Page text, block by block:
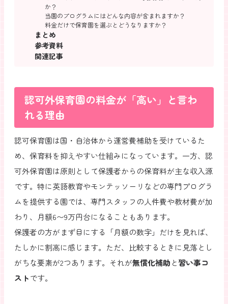
か？
当園のプログラムにはどんな内容が含まれますか？
料金だけで保育園を選ぶとどうなりますか？
まとめ
参考資料
関連記事
認可外保育園の料金が「高い」と言わ
れる理由
認可保育園は国・自治体から運営費補助を受けているた
め、保育料を抑えやすい仕組みになっています。一方、認
可外保育園は原則として保護者からの保育料が主な収入源
です。特に英語教育やモンテッソーリなどの専門プログラ
ムを提供する園では、専門スタッフの人件費や教材費が加
わり、月額6〜9万円台になることもあります。
保護者の方がまず目にする「月額の数字」だけを見れば、
たしかに割高に感じます。ただ、比較するときに見落とし
がちな要素が2つあります。それが無償化補助 と習い事コ
ストです。